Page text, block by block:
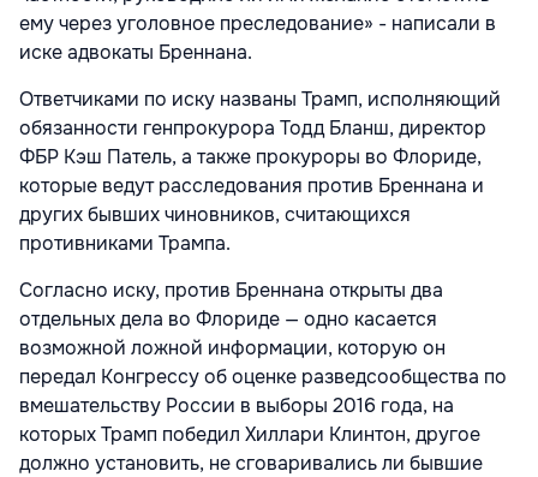
ему через уголовное преследование» - написали в
иске адвокаты Бреннана.
Ответчиками по иску названы Трамп, исполняющий
обязанности генпрокурора Тодд Бланш, директор
ФБР Кэш Патель, а также прокуроры во Флориде,
которые ведут расследования против Бреннана и
других бывших чиновников, считающихся
противниками Трампа.
Согласно иску, против Бреннана открыты два
отдельных дела во Флориде — одно касается
возможной ложной информации, которую он
передал Конгрессу об оценке разведсообщества по
вмешательству России в выборы 2016 года, на
которых Трамп победил Хиллари Клинтон, другое
должно установить, не сговаривались ли бывшие